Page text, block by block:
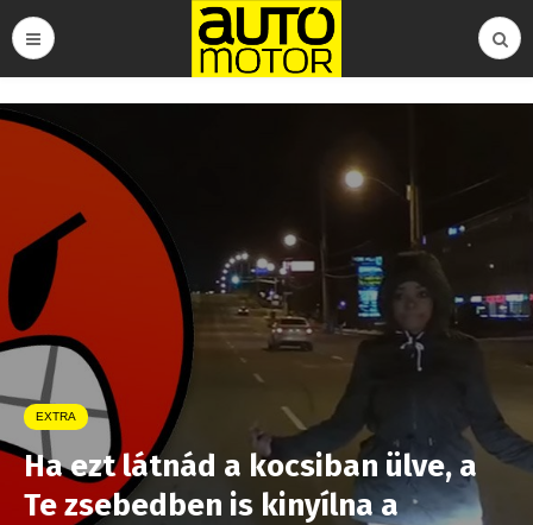
EXTRA
Ha ezt látnád a kocsiban ülve, a
Te zsebedben is kinyílna a